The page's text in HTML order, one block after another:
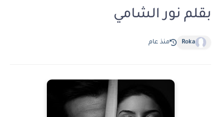
بقلم نور الشامي
Roka منذ عام